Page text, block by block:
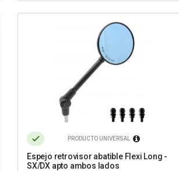
PRODUCTO UNIVERSAL
Espejo retrovisor abatible Flexi Long -
SX/DX apto ambos lados